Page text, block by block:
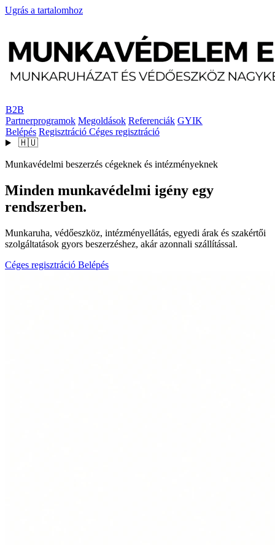
Ugrás a tartalomhoz
B2B
Partnerprogramok Megoldások Referenciák GYIK
Belépés Regisztráció Céges regisztráció
🇭🇺
Munkavédelmi beszerzés cégeknek és intézményeknek
Minden munkavédelmi igény egy
rendszerben.
Munkaruha, védőeszköz, intézményellátás, egyedi árak és szakértői
szolgáltatások gyors beszerzéshez, akár azonnali szállítással.
Céges regisztráció Belépés